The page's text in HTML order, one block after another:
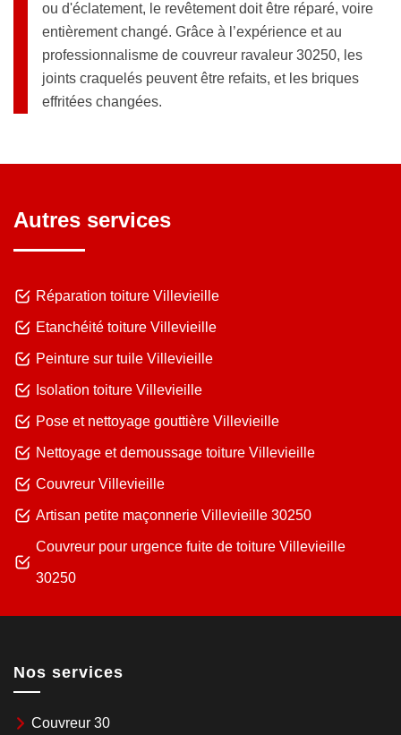
ou d'éclatement, le revêtement doit être réparé, voire
entièrement changé. Grâce à l’expérience et au
professionnalisme de couvreur ravaleur 30250, les
joints craquelés peuvent être refaits, et les briques
effritées changées.
Autres services
Réparation toiture Villevieille
Etanchéité toiture Villevieille
Peinture sur tuile Villevieille
Isolation toiture Villevieille
Pose et nettoyage gouttière Villevieille
Nettoyage et demoussage toiture Villevieille
Couvreur Villevieille
Artisan petite maçonnerie Villevieille 30250
Couvreur pour urgence fuite de toiture Villevieille
30250
Nos services
Couvreur 30